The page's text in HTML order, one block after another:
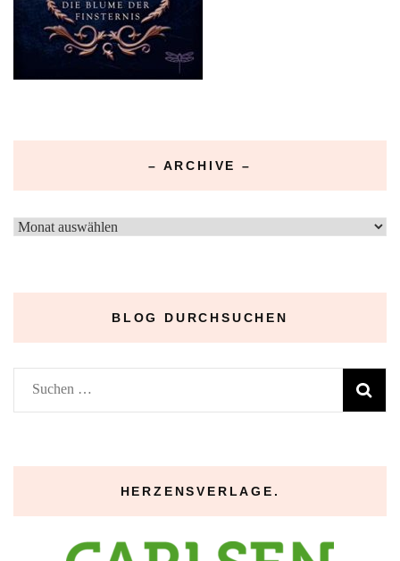
– ARCHIVE –
–
BLOG DURCHSUCHEN
Suchen
nach:
HERZENSVERLAGE.